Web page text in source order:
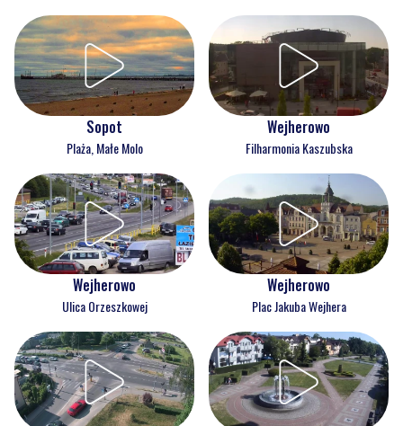
Sopot
Plaża, Małe Molo
Wejherowo
Filharmonia Kaszubska
Wejherowo
Ulica Orzeszkowej
Wejherowo
Plac Jakuba Wejhera